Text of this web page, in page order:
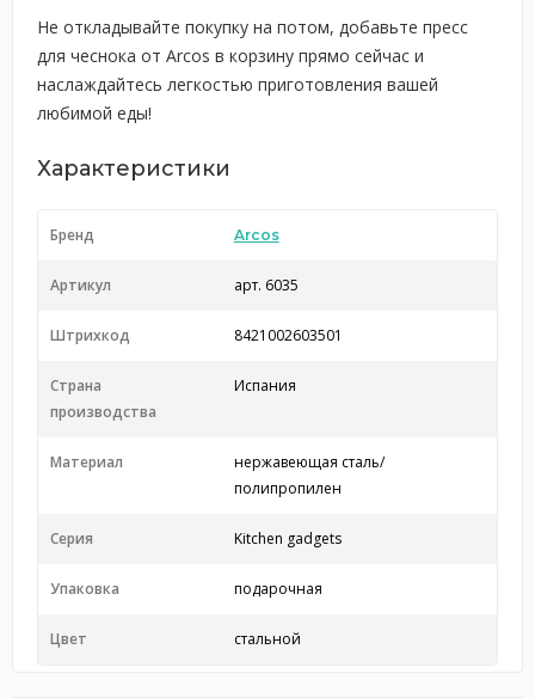
Не откладывайте покупку на потом, добавьте пресс
для чеснока от Arcos в корзину прямо сейчас и
наслаждайтесь легкостью приготовления вашей
любимой еды!
Характеристики
Бренд Arcos
Артикул арт. 6035
Штрихкод 8421002603501
Страна
производства
Испания
Материал
нержавеющая сталь/
полипропилен
Серия Kitchen gadgets
Упаковка подарочная
Цвет стальной